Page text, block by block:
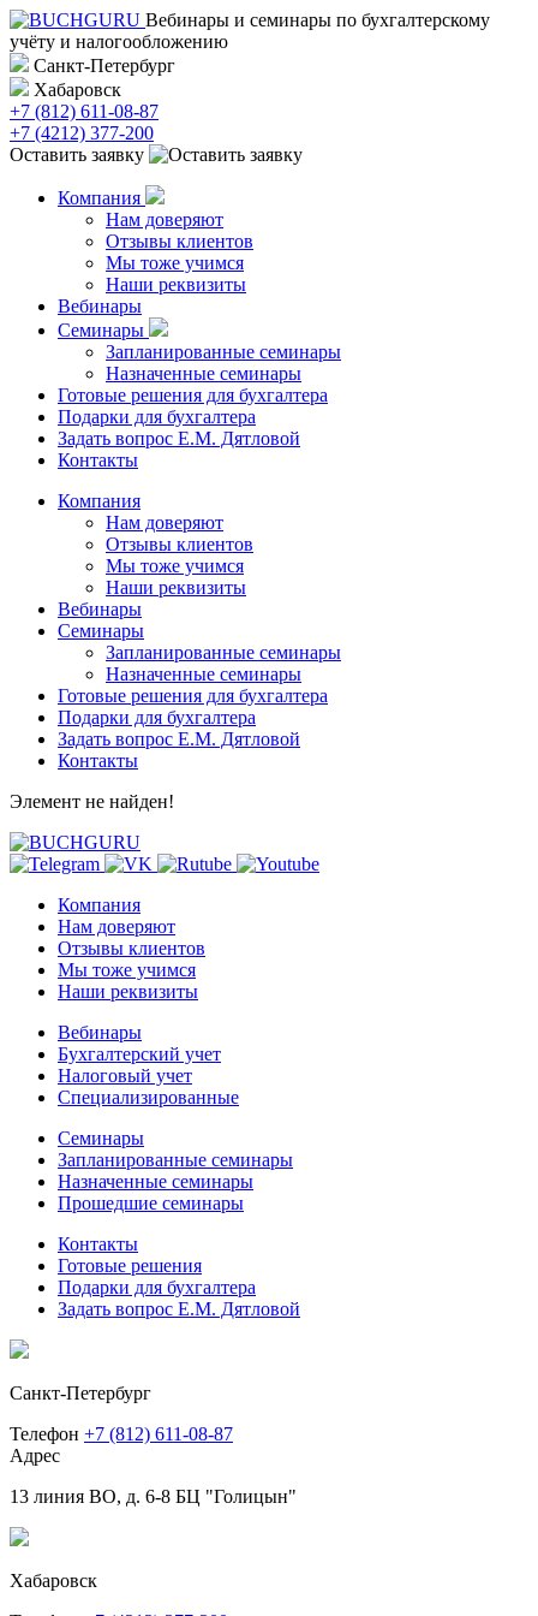
Вебинары и семинары по бухгалтерскому
учёту и налогообложению
Санкт-Петербург
Хабаровск
+7 (812) 611-08-87
+7 (4212) 377-200
Оставить заявку
Компания
Нам доверяют
Отзывы клиентов
Мы тоже учимся
Наши реквизиты
Вебинары
Семинары
Запланированные семинары
Назначенные семинары
Готовые решения для бухгалтера
Подарки для бухгалтера
Задать вопрос Е.М. Дятловой
Контакты
Компания
Нам доверяют
Отзывы клиентов
Мы тоже учимся
Наши реквизиты
Вебинары
Семинары
Запланированные семинары
Назначенные семинары
Готовые решения для бухгалтера
Подарки для бухгалтера
Задать вопрос Е.М. Дятловой
Контакты
Элемент не найден!
Компания
Нам доверяют
Отзывы клиентов
Мы тоже учимся
Наши реквизиты
Вебинары
Бухгалтерский учет
Налоговый учет
Специализированные
Семинары
Запланированные семинары
Назначенные семинары
Прошедшие семинары
Контакты
Готовые решения
Подарки для бухгалтера
Задать вопрос Е.М. Дятловой
Санкт-Петербург
Телефон +7 (812) 611-08-87
Адрес
13 линия ВО, д. 6-8 БЦ "Голицын"
Хабаровск